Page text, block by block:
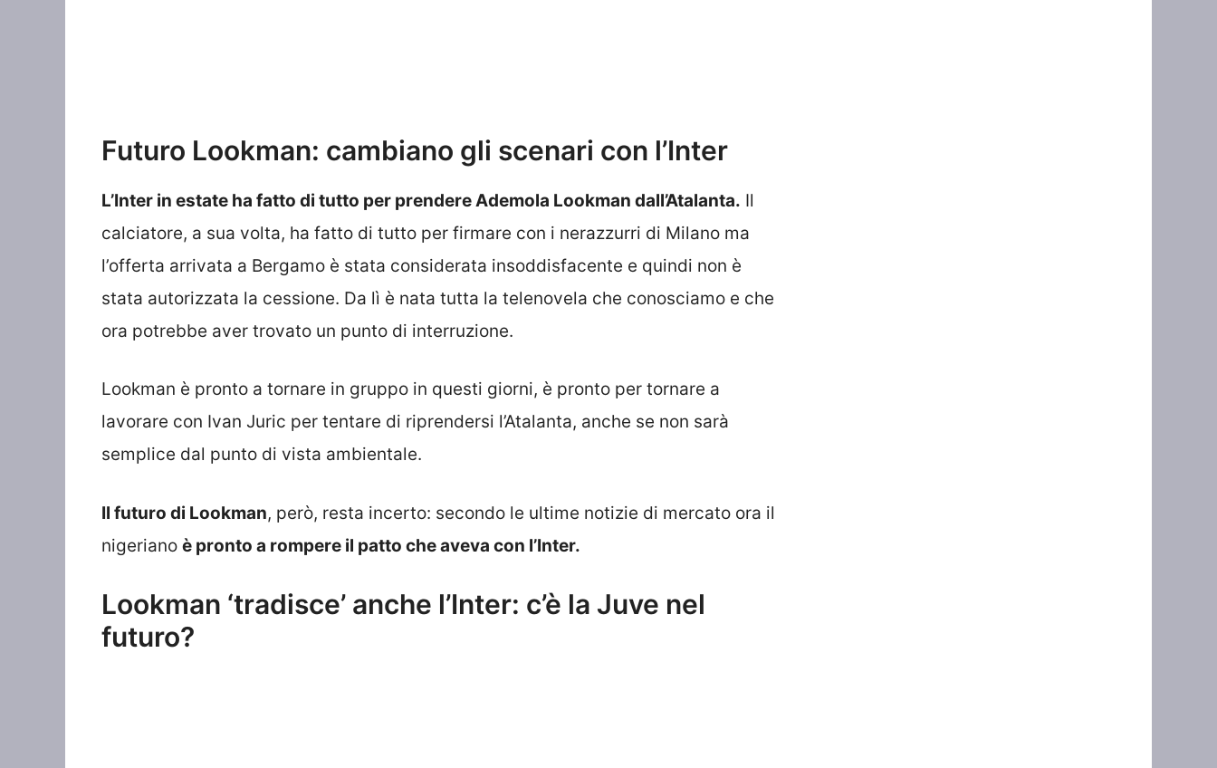
Futuro Lookman: cambiano gli scenari con l’Inter
L’Inter in estate ha fatto di tutto per prendere Ademola Lookman dall’Atalanta. Il
calciatore, a sua volta, ha fatto di tutto per firmare con i nerazzurri di Milano ma
l’offerta arrivata a Bergamo è stata considerata insoddisfacente e quindi non è
stata autorizzata la cessione. Da lì è nata tutta la telenovela che conosciamo e che
ora potrebbe aver trovato un punto di interruzione.
Lookman è pronto a tornare in gruppo in questi giorni, è pronto per tornare a
lavorare con Ivan Juric per tentare di riprendersi l’Atalanta, anche se non sarà
semplice dal punto di vista ambientale.
Il futuro di Lookman, però, resta incerto: secondo le ultime notizie di mercato ora il
nigeriano è pronto a rompere il patto che aveva con l’Inter.
Lookman ‘tradisce’ anche l’Inter: c’è la Juve nel
futuro?